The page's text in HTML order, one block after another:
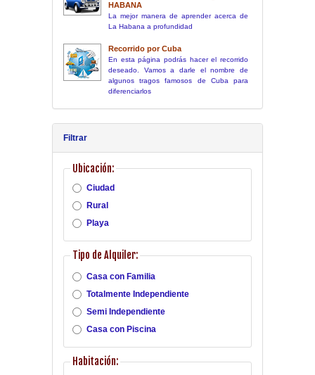
HABANA
La mejor manera de aprender acerca de
La Habana a profundidad
Recorrido por Cuba
En esta página podrás hacer el recorrido
deseado. Vamos a darle el nombre de
algunos tragos famosos de Cuba para
diferenciarlos
Filtrar
Ubicación:
Ciudad
Rural
Playa
Tipo de Alquiler:
Casa con Familia
Totalmente Independiente
Semi Independiente
Casa con Piscina
Habitación: